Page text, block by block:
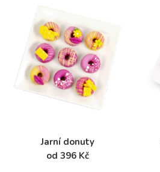
Jarní donuty
od 396 Kč